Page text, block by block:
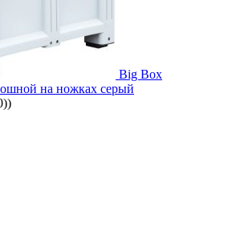
Big Box
на ножках серый